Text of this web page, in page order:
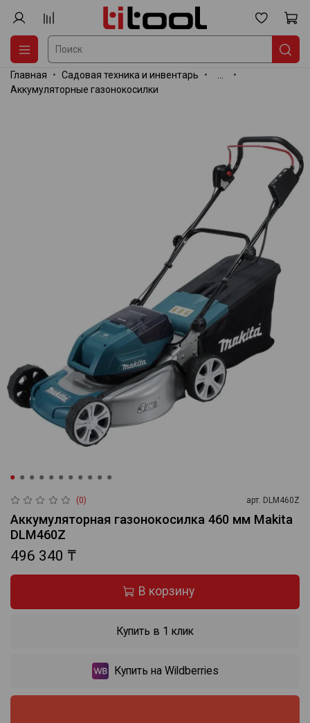
Главная Садовая техника и инвентарь
Аккумуляторные газонокосилки
(0) арт. DLM460Z
Аккумуляторная газонокосилка 460 мм Makita
DLM460Z
496 340 ₸
В корзину
Купить в 1 клик
Купить на Wildberries